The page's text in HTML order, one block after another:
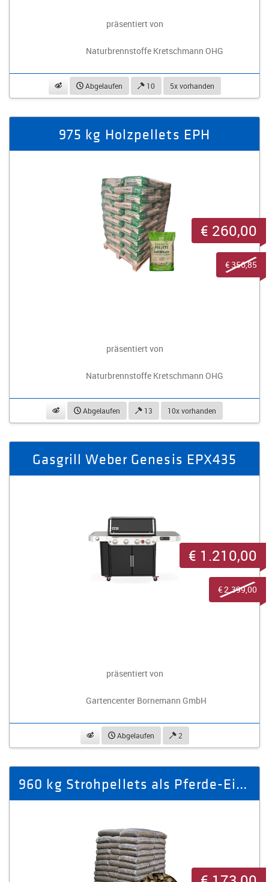
präsentiert von
Naturbrennstoffe Kretschmann OHG
beobachtenAbgelaufen 10 5x vorhanden
975 kg Holzpellets EPH
präsentiert von
Naturbrennstoffe Kretschmann OHG
beobachtenAbgelaufen 13 10x vorhanden
€ 260,00
€ 356,85
Gasgrill Weber Genesis EPX435
präsentiert von
Gartencenter Bornemann GmbH
beobachtenAbgelaufen 2
€ 1.210,00
€ 2.399,00
960 kg Strohpellets als Pferde-Einstreu